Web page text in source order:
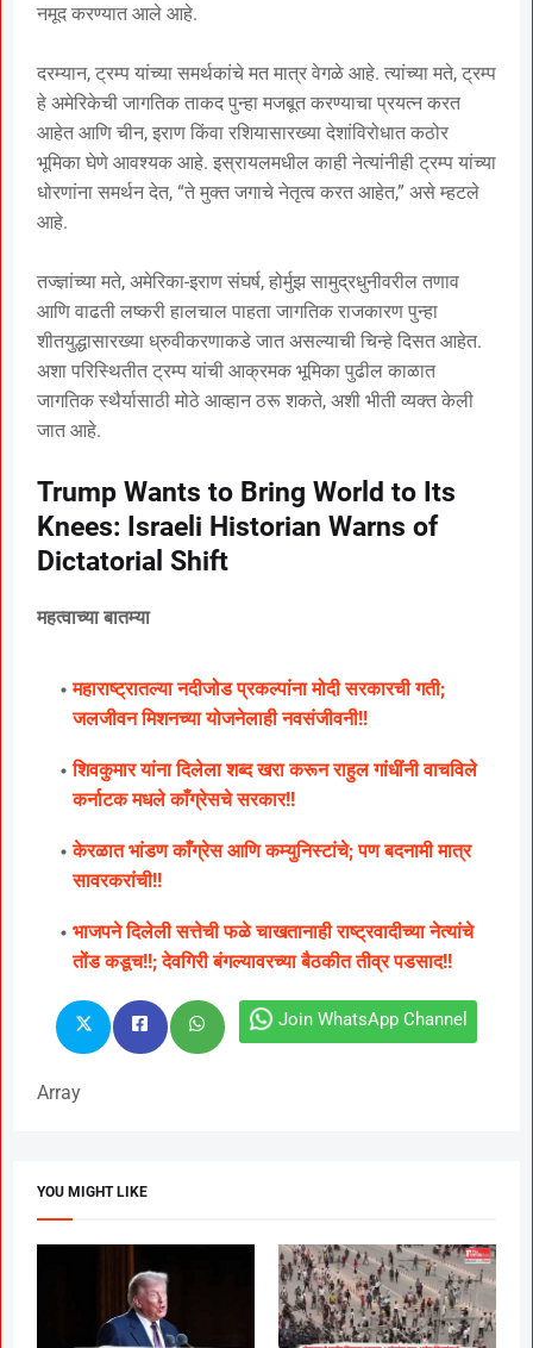
नमूद करण्यात आले आहे.
दरम्यान, ट्रम्प यांच्या समर्थकांचे मत मात्र वेगळे आहे. त्यांच्या मते, ट्रम्प
हे अमेरिकेची जागतिक ताकद पुन्हा मजबूत करण्याचा प्रयत्न करत
आहेत आणि चीन, इराण किंवा रशियासारख्या देशांविरोधात कठोर
भूमिका घेणे आवश्यक आहे. इस्रायलमधील काही नेत्यांनीही ट्रम्प यांच्या
धोरणांना समर्थन देत, “ते मुक्त जगाचे नेतृत्व करत आहेत,” असे म्हटले
आहे.
तज्ज्ञांच्या मते, अमेरिका-इराण संघर्ष, होर्मुझ सामुद्रधुनीवरील तणाव
आणि वाढती लष्करी हालचाल पाहता जागतिक राजकारण पुन्हा
शीतयुद्धासारख्या ध्रुवीकरणाकडे जात असल्याची चिन्हे दिसत आहेत.
अशा परिस्थितीत ट्रम्प यांची आक्रमक भूमिका पुढील काळात
जागतिक स्थैर्यासाठी मोठे आव्हान ठरू शकते, अशी भीती व्यक्त केली
जात आहे.
Trump Wants to Bring World to Its
Knees: Israeli Historian Warns of
Dictatorial Shift
महत्वाच्या बातम्या
महाराष्ट्रातल्या नदीजोड प्रकल्पांना मोदी सरकारची गती;
जलजीवन मिशनच्या योजनेलाही नवसंजीवनी!!
शिवकुमार यांना दिलेला शब्द खरा करून राहुल गांधींनी वाचविले
कर्नाटक मधले काँग्रेसचे सरकार!!
केरळात भांडण काँग्रेस आणि कम्युनिस्टांचे; पण बदनामी मात्र
सावरकरांची!!
भाजपने दिलेली सत्तेची फळे चाखतानाही राष्ट्रवादीच्या नेत्यांचे
तोंड कडूच!!; देवगिरी बंगल्यावरच्या बैठकीत तीव्र पडसाद!!
Join WhatsApp Channel
Array
YOU MIGHT LIKE